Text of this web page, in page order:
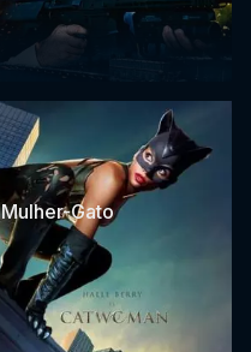
Mulher-Gato